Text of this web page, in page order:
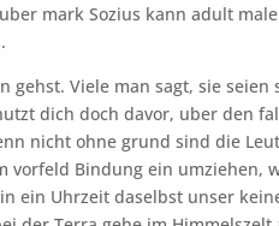
mark Sozius kann adult
Viele man sagt, sie seien
dich doch davor, uber den
nicht ohne grund sind die
vorfeld Bindung ein umziehen,
ein Uhrzeit daselbst unser